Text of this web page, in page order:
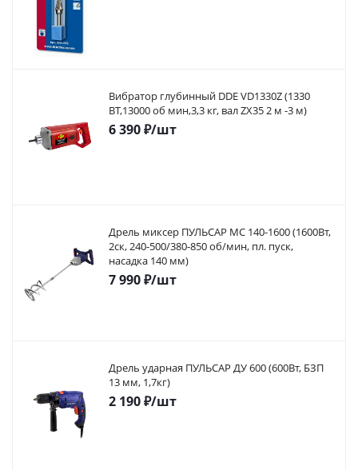
Вибратор глубинный DDE VD1330Z (1330
ВТ,13000 об мин,3,3 кг, вал ZX35 2 м -3 м)
6 390₽/шт
Дрель миксер ПУЛЬСАР МС 140-1600 (1600Вт,
2ск, 240-500/380-850 об/мин, пл. пуск,
насадка 140 мм)
7 990₽/шт
Дрель ударная ПУЛЬСАР ДУ 600 (600Вт, БЗП
13 мм, 1,7кг)
2 190₽/шт